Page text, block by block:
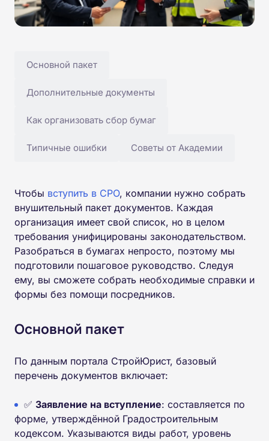
Основной пакет
Дополнительные документы
Как организовать сбор бумаг
Типичные ошибки Советы от Академии
Чтобы вступить в СРО, компании нужно собрать
внушительный пакет документов. Каждая
организация имеет свой список, но в целом
требования унифицированы законодательством.
Разобраться в бумагах непросто, поэтому мы
подготовили пошаговое руководство. Следуя
ему, вы сможете собрать необходимые справки и
формы без помощи посредников.
Основной пакет
По данным портала СтройЮрист, базовый
перечень документов включает:
✅ Заявление на вступление: составляется по
форме, утверждённой Градостроительным
кодексом. Указываются виды работ, уровень